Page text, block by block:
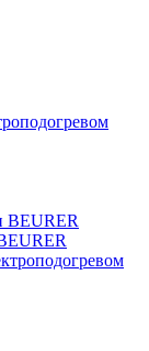
BEURER